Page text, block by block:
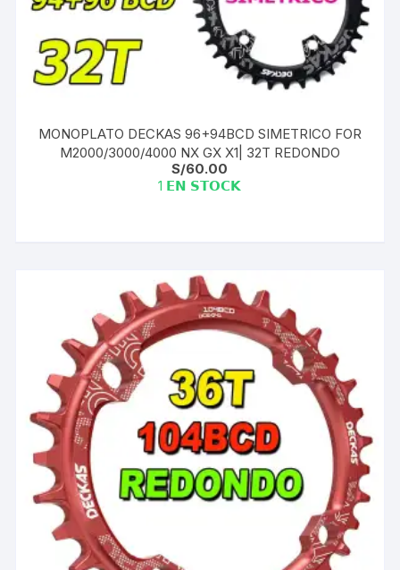
MONOPLATO DECKAS 96+94BCD SIMETRICO FOR
M2000/3000/4000 NX GX X1| 32T REDONDO
S/60.00
1 𝗘𝗡 𝗦𝗧𝗢𝗖𝗞